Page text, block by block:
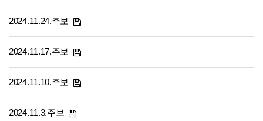
2024.11.24.주보
2024.11.17.주보
2024.11.10.주보
2024.11.3.주보